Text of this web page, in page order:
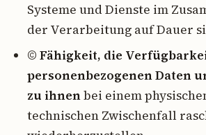
Systeme und Dienste im
der Verarbeitung auf Dauer
© Fähigkeit, die
personenbezogenen Daten
zu ihnenbei einem
technischen Zwischenfall